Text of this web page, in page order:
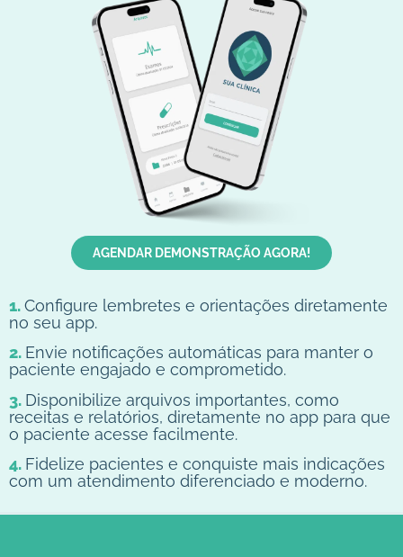
AGENDAR DEMONSTRAÇÃO AGORA!
1.Configure lembretes e orientações diretamente
no seu app.
2. Envie notificações automáticas para manter o
paciente engajado e comprometido.
3. Disponibilize arquivos importantes, como
receitas e relatórios, diretamente no app para que
o paciente acesse facilmente.
4. Fidelize pacientes e conquiste mais indicações
com um atendimento diferenciado e moderno.